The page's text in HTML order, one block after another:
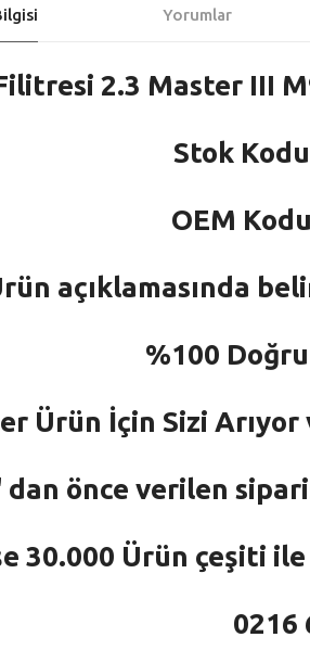
Yorumlar
2.3 Master III
Stok
OEM
açıklamasında
%100
Ürün İçin Sizi
dan önce verilen
30.000 Ürün çeşiti
0216